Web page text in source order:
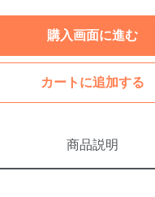
購入画面に進む
カートに追加する
商品説明